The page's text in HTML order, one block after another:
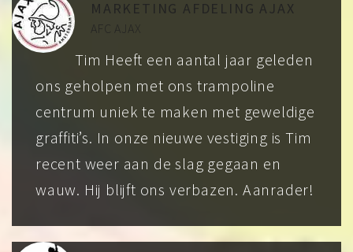
MARKETING AFDELING AJAX
AFC AJAX
Tim Heeft een aantal jaar geleden
ons geholpen met ons trampoline
centrum uniek te maken met geweldige
graffiti’s. In onze nieuwe vestiging is Tim
recent weer aan de slag gegaan en
wauw. Hij blijft ons verbazen. Aanrader!